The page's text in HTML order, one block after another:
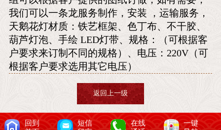
我们可以一条龙服务制作，安装 ，运输服务，
天鹅花灯材质：铁艺框架、色丁布、不干胶、
葫芦灯泡、手绘 LED灯带、规格：（可根据客
户要求来订制不同的规格）、电压：220V（可
根据客户要求选用其它电压）
返回上一级
回到
短信
在线
一键